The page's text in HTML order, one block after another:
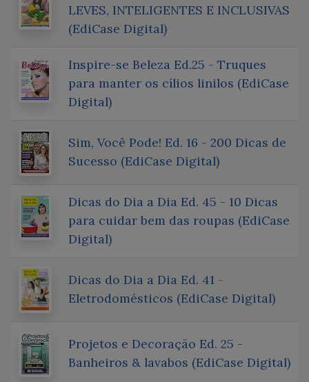
LEVES, INTELIGENTES E INCLUSIVAS
(EdiCase Digital)
Inspire-se Beleza Ed.25 - Truques
para manter os cílios linilos (EdiCase
Digital)
Sim, Você Pode! Ed. 16 - 200 Dicas de
Sucesso (EdiCase Digital)
Dicas do Dia a Dia Ed. 45 - 10 Dicas
para cuidar bem das roupas (EdiCase
Digital)
Dicas do Dia a Dia Ed. 41 -
Eletrodomésticos (EdiCase Digital)
Projetos e Decoração Ed. 25 -
Banheiros & lavabos (EdiCase Digital)